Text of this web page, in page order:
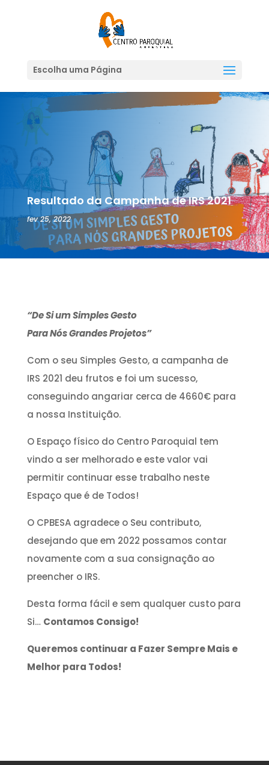
Escolha uma Página
Resultado da Campanha de IRS 2021
fev 25, 2022
“De Si um Simples Gesto
Para Nós Grandes Projetos”
Com o seu Simples Gesto, a campanha de
IRS 2021 deu frutos e foi um sucesso,
conseguindo angariar cerca de 4660€ para
a nossa Instituição.
O Espaço físico do Centro Paroquial tem
vindo a ser melhorado e este valor vai
permitir continuar esse trabalho neste
Espaço que é de Todos!
O CPBESA agradece o Seu contributo,
desejando que em 2022 possamos contar
novamente com a sua consignação ao
preencher o IRS.
Desta forma fácil e sem qualquer custo para
Si… Contamos Consigo!
Queremos continuar a Fazer Sempre Mais e
Melhor para Todos!